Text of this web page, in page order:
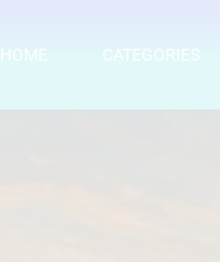
HOME CATEGORIES